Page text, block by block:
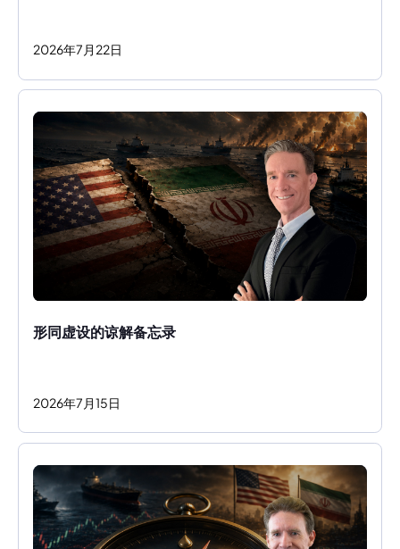
2026年7 月 22日
形同虚设的谅解备忘录
2026年7 月15日